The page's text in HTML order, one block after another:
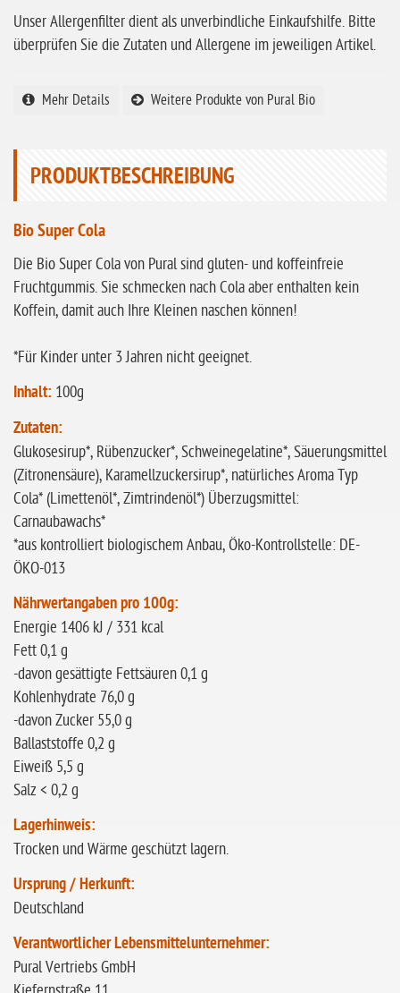
ohne Lupinen
ohne Buchweizen
glutenfrei
ohne
Sonnenblumen
ohne Palmöl
Unser Allergenfilter dient als unverbindliche Einkaufshilfe. Bitte
überprüfen Sie die Zutaten und Allergene im jeweiligen Artikel.
Mehr Details Weitere Produkte von Pural Bio
PRODUKTBESCHREIBUNG
Bio Super Cola
Die Bio Super Cola von Pural sind gluten- und koffeinfreie
Fruchtgummis. Sie schmecken nach Cola aber enthalten kein
Koffein, damit auch Ihre Kleinen naschen können!
*Für Kinder unter 3 Jahren nicht geeignet.
Inhalt: 100g
Zutaten:
Glukosesirup*, Rübenzucker*, Schweinegelatine*, Säuerungsmittel
(Zitronensäure), Karamellzuckersirup*, natürliches Aroma Typ
Cola* (Limettenöl*, Zimtrindenöl*) Überzugsmittel:
Carnaubawachs*
*aus kontrolliert biologischem Anbau, Öko-Kontrollstelle: DE-
ÖKO-013
Nährwertangaben pro 100g:
Energie 1406 kJ / 331 kcal
Fett 0,1 g
-davon gesättigte Fettsäuren 0,1 g
Kohlenhydrate 76,0 g
-davon Zucker 55,0 g
Ballaststoffe 0,2 g
Eiweiß 5,5 g
Salz < 0,2 g
Lagerhinweis:
Trocken und Wärme geschützt lagern.
Ursprung / Herkunft:
Deutschland
Verantwortlicher Lebensmittelunternehmer:
Pural Vertriebs GmbH